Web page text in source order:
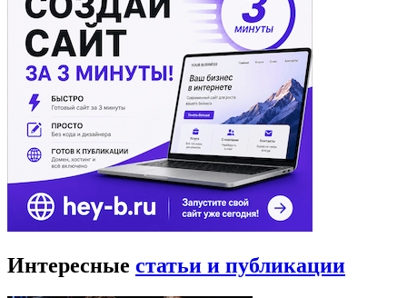
Интересные статьи и публикации